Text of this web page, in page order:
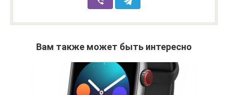
Вам также может быть интересно